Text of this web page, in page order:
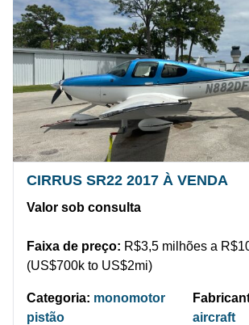
CIRRUS SR22 2017 À VENDA
Valor sob consulta
Faixa de preço: R$3,5 milhões a
(US$700k to US$2mi)
Categoria: monomotor
pistão
aircraft